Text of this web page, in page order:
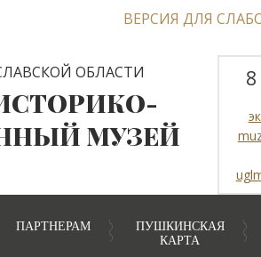
ВЕРСИЯ ДЛЯ
ОБЛАСТИ
МУЗЕЙ
ПАРТНЕРАМ
ПУШКИНСКАЯ
КАРТА